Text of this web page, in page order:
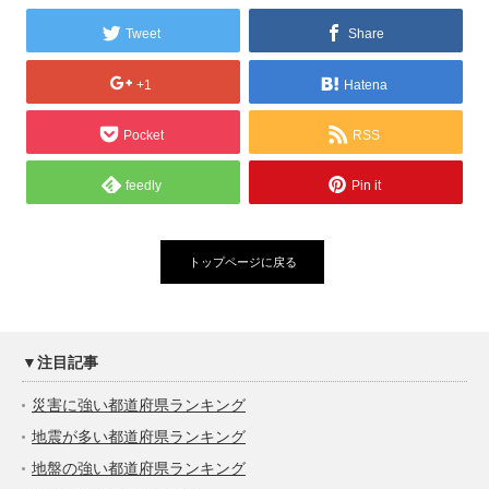
Tweet Share
+1 Hatena
Pocket RSS
feedly Pin it
トップページに戻る
▼注目記事
災害に強い都道府県ランキング
地震が多い都道府県ランキング
地盤の強い都道府県ランキング